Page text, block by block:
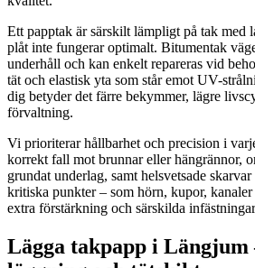
Ett papptak är särskilt lämpligt på tak med
plåt inte fungerar optimalt. Bitumentak
underhåll och kan enkelt repareras vid
tät och elastisk yta som står emot UV-
dig betyder det färre bekymmer, lägre
förvaltning.
Vi prioriterar hållbarhet och precision i
korrekt fall mot brunnar eller hängrännor,
grundat underlag, samt helsvetsade
kritiska punkter – som hörn, kupor,
extra förstärkning och särskilda
Lägga takpapp i